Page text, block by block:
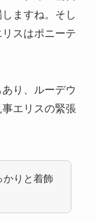
ますね。そし
スはポニーテ
り、ルーデウ
エリスの緊張
かりと着飾